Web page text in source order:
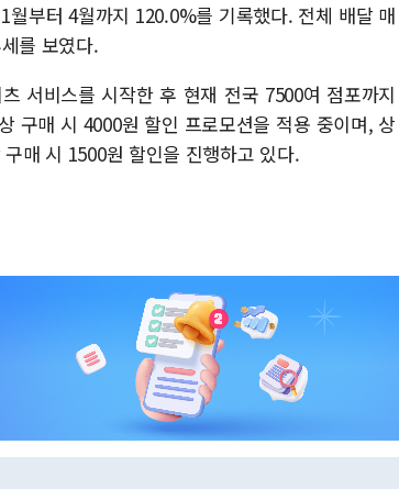
부터 4월까지 120.0%를 기록했다. 전체 배달 매
를 보였다.
서비스를 시작한 후 현재 전국 7500여 점포까지
구매 시 4000원 할인 프로모션을 적용 중이며, 상
매 시 1500원 할인을 진행하고 있다.